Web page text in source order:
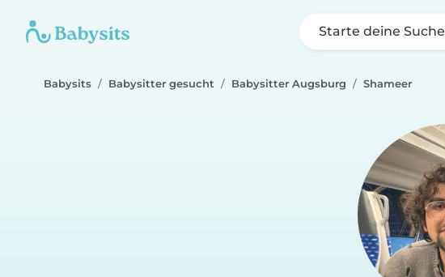
Starte deine Suche
Babysits Babysitter gesucht Babysitter Augsburg Shameer